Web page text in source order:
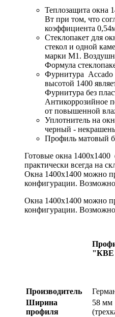
Теплозащита окна
Вт при том, что
коэффициента
Стеклопакет для
стекол и одной
марки М1.
Формула
Фурнитура Accado
высотой 1400
Фурнитура без
Антикоррозийное
от повышенной
Уплотнитель на
черный -
Профиль матовый
Готовые окна
практически всегда на
Окна 1400x1400 можно
конфигурации.
Окна 1400x1400 можно
конфигурации.
"КВЕ
Производитель
Ширина
профиля
58 мм